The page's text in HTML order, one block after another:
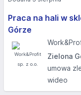
Praca na hali w
Górze
Zielona
umowa
wideo